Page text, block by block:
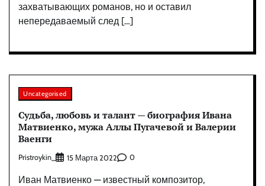
захватывающих романов, но и оставил
непередаваемый след […]
Uncategorised
Судьба, любовь и талант — биография Ивана
Матвиенко, мужа Аллы Пугачевой и Валерии
Ваенги
Pristroykin_ 15 Марта 2022 0
Иван Матвиенко — известный композитор,